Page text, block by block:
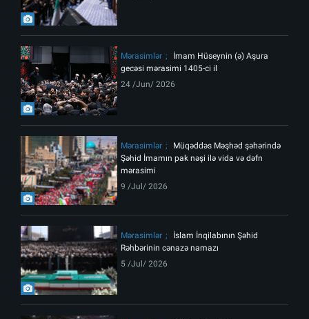
Mərasimlər
İmam Hüseynin (ə) Aşura
gecəsi mərasimi 1405-ci il
24 /Jun/ 2026
Mərasimlər
Müqəddəs Məşhəd şəhərində
Şəhid İmamın pak nəşi ilə vida və dəfn
mərasimi
9 /Jul/ 2026
Mərasimlər
İslam İnqilabının Şəhid
Rəhbərinin cənazə namazı
5 /Jul/ 2026